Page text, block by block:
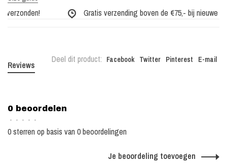
Gratis verzending boven de €75,- bij nieuwe
Deel dit product: Facebook Twitter Pinterest E-mail
Reviews
0 beoordelen
• • • • •
0 sterren op basis van 0 beoordelingen
Je beoordeling toevoegen